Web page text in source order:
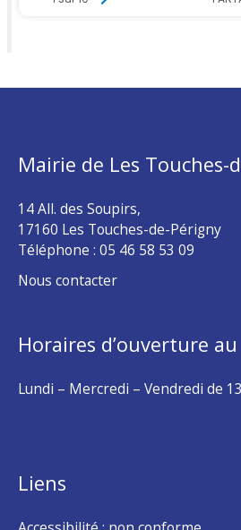
Mairie de Les Touches-
14 All. des Soupirs,
17160 Les Touches-de-Périgny
Téléphone : 05 46 58 53 09
Nous contacter
Horaires d’ouverture
Lundi – Mercredi – Vendredi de
Liens